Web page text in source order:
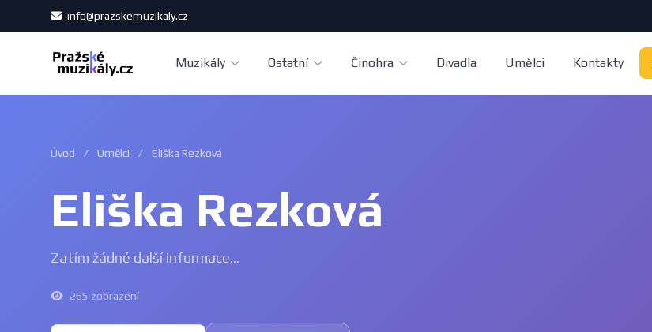
info@prazskemuzikaly.cz
Muzikály Ostatní Činohra Divadla Umělci Kontakty
Úvod / Umělci / Eliška Rezková
Eliška Rezková
Zatím žádné další informace...
265 zobrazení